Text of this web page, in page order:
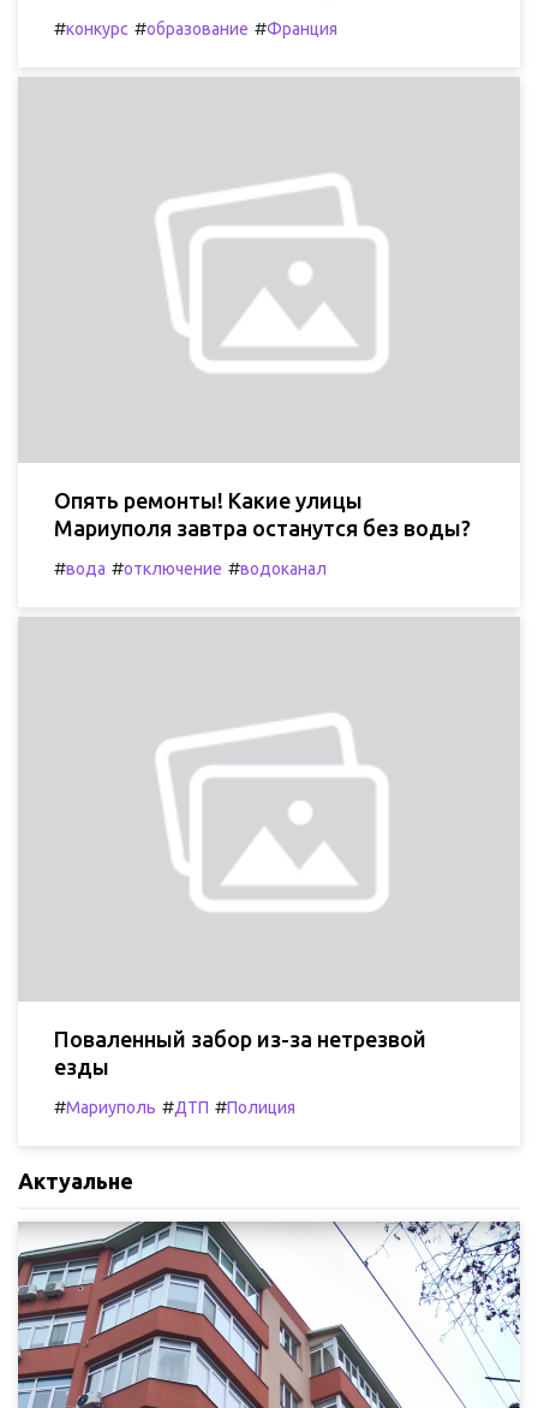
#конкурс #образование #Франция
Опять ремонты! Какие улицы
Мариуполя завтра останутся без воды?
#вода #отключение #водоканал
Поваленный забор из-за нетрезвой
езды
#Мариуполь #ДТП #Полиция
Актуальне